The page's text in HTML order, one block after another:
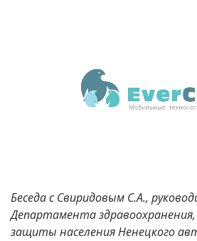
Беседа с Свиридовым С.А.,
Департамента
защиты населения Ненецкого